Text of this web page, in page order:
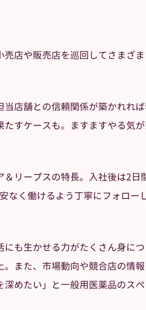
店や販売店を巡回してさまざま
店舗との信頼関係が築かれれば
すケースも。ますますやる気が
リープスの特長。入社後は2
く働けるよう丁寧にフォロー
も生かせる力がたくさん身につ
また、市場動向や競合店の情
めたい」と一般用医薬品のス